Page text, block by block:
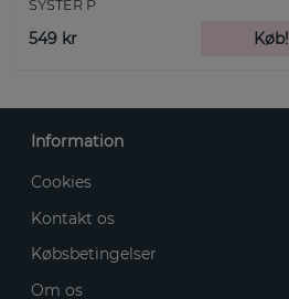
SYSTER P
549 kr Køb!
Information
Cookies
Kontakt os
Købsbetingelser
Om os